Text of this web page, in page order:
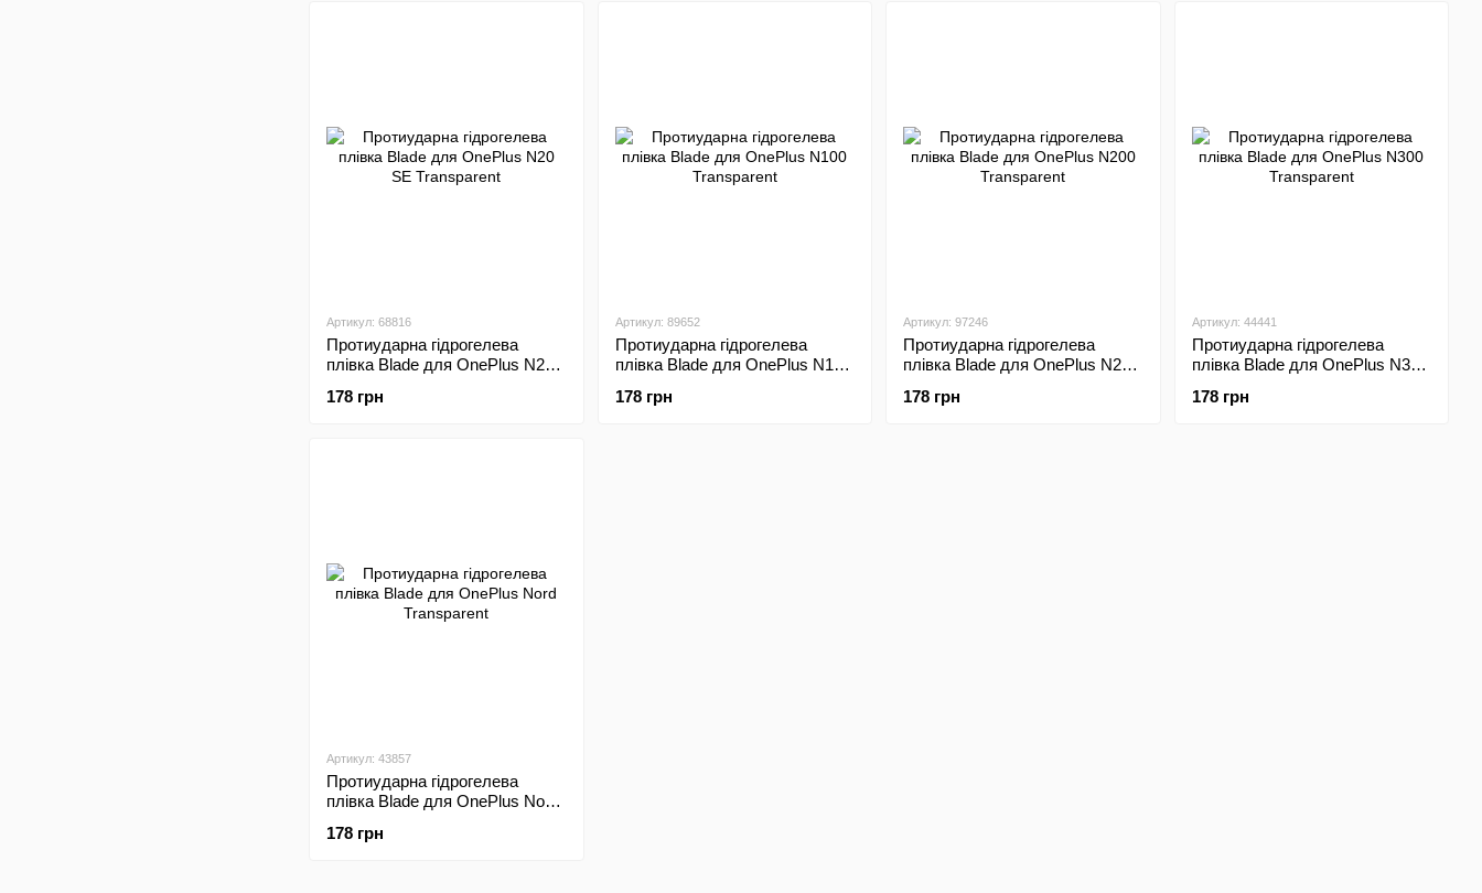
Артикул: 68816
Протиударна гідрогелева
плівка Blade для OnePlus N20
178 грн
Артикул: 89652
Протиударна гідрогелева
плівка Blade для OnePlus N100
178 грн
Артикул: 97246
Протиударна гідрогелева
плівка Blade для OnePlus N200
178 грн
Артикул: 44441
Протиударна гідрогелева
плівка Blade для OnePlus N300
178 грн
Артикул: 43857
Протиударна гідрогелева
плівка Blade для OnePlus Nord
178 грн